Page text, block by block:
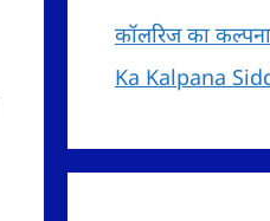
कॉलरिज का
Ka Kalpana